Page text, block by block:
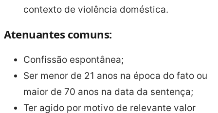
contexto de violência doméstica.
Atenuantes comuns:
Confissão espontânea;
Ser menor de 21 anos na época do fato ou
maior de 70 anos na data da sentença;
Ter agido por motivo de relevante valor